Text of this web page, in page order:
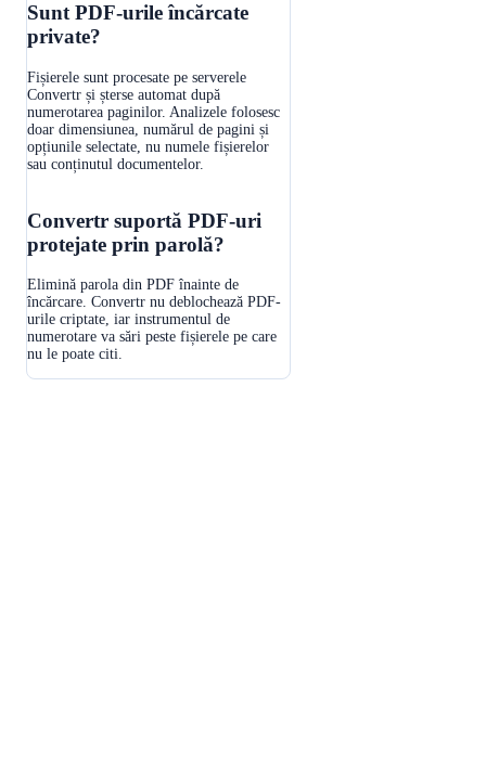
Sunt PDF-urile încărcate
private?
Fișierele sunt procesate pe serverele
Convertr și șterse automat după
numerotarea paginilor. Analizele folosesc
doar dimensiunea, numărul de pagini și
opțiunile selectate, nu numele fișierelor
sau conținutul documentelor.
Convertr suportă PDF-uri
protejate prin parolă?
Elimină parola din PDF înainte de
încărcare. Convertr nu deblochează PDF-
urile criptate, iar instrumentul de
numerotare va sări peste fișierele pe care
nu le poate citi.